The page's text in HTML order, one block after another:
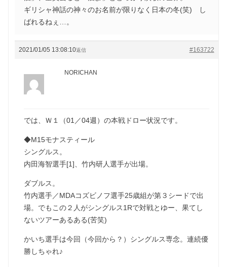
ギリシャ神話の神々のお名前が限りなく日本の冬(笑) し
ばれるねぇ…。
2021/01/05 13:08:10 #163722
返信
NORICHAN
では、Ｗ１（01／04週）の本戦ドロー状況です。
◆M15モナスティール
シングルス。
内田海智選手[1]、竹内研人選手が出場。
ダブルス。
竹内選手／MDAコズビノフ選手25歳組が第３シードで出
場。でもこの２人がシングルス1Rで対戦とゆー、果てし
ないツアーあるある(苦笑)
かいち選手は今回（今回から？）シングルス専念。連続優
勝しちゃれ♪